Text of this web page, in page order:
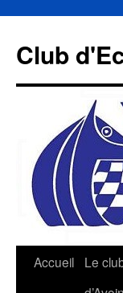
contenu
Club
Accueil
Le